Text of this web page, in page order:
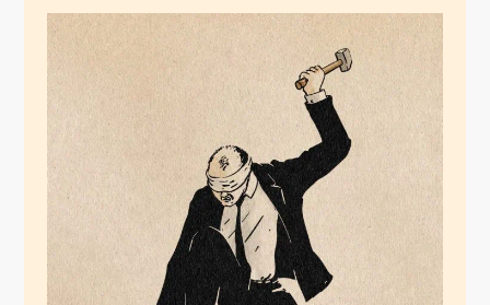
Die Blockierer
Februar 26, 2026